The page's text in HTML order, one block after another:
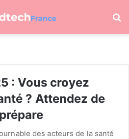
: Vous croyez
? Attendez de
des acteurs de la santé